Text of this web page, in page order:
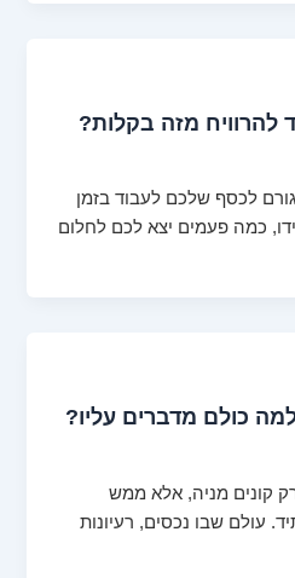
להרוויח מזה בקלות?
לכסף שלכם לעבוד בזמן
כמה פעמים יצא לכם לחלום
כולם מדברים עליו?
קונים מניה, אלא ממש
עולם שבו נכסים, רעיונות